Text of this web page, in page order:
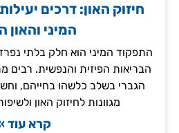
חיזוק האון: דרכים
המיני והאון
התפקוד המיני הוא חלק בלתי
הבריאות הפיזית והנפשית. רבים
הגברי בשלב כלשהו בחייהם,
מגוונות לחיזוק האון
קרא עוד